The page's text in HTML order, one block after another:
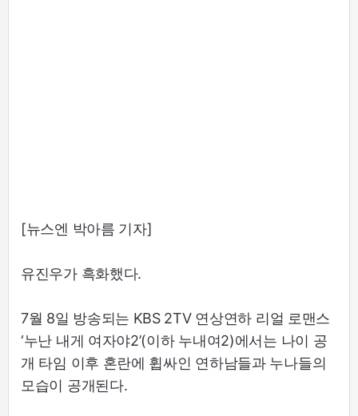
[뉴스엔 박아름 기자]
유진우가 흑화했다.
7월 8일 방송되는 KBS 2TV 연상연하 리얼 로맨스
‘누난 내게 여자야2’(이하 누내여2)에서는 나이 공
개 타임 이후 혼란에 휩싸인 연하남들과 누나들의
모습이 공개된다.